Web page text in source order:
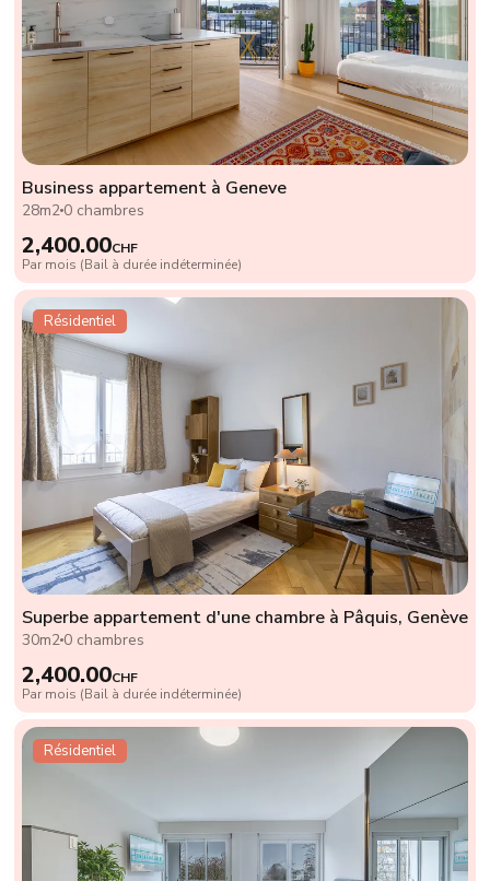
Business appartement à Geneve
28m2 0 chambres
2,400.00CHF
Par mois (Bail à durée indéterminée)
Résidentiel
Superbe appartement d'une chambre à Pâquis, Genève
30m2 0 chambres
2,400.00CHF
Par mois (Bail à durée indéterminée)
Résidentiel